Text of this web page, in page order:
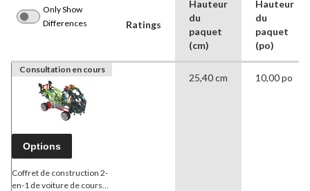
Only Show
Differences
Ratings
Hauteur
du
paquet
(cm)
Hauteur
du
paquet
(po)
Consultation en cours
Options
Coffret de construction 2-
en-1 de voiture de course
25,40 cm 10,00 po